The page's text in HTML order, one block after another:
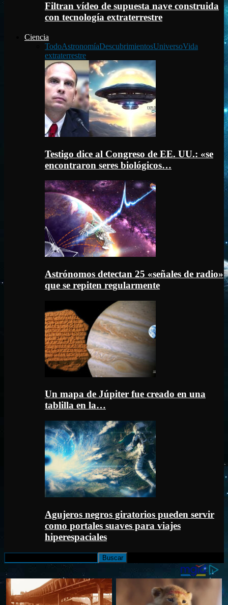
Filtran vídeo de supuesta nave construida
con tecnología extraterrestre
Ciencia
TodoAstronomíaDescubrimientosUniversoVida
extraterrestre
Testigo dice al Congreso de EE. UU.: «se
encontraron seres biológicos…
Astrónomos detectan 25 «señales de radio»
que se repiten regularmente
Un mapa de Júpiter fue creado en una
tablilla en la…
Agujeros negros giratorios pueden servir
como portales suaves para viajes
hiperespaciales